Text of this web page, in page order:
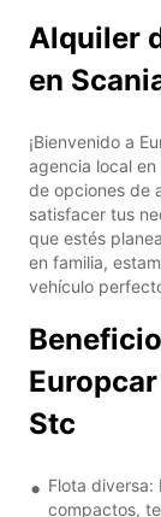
Alquiler
en
¡Bienvenido a
agencia local
de opciones de
satisfacer tus
que estés
en familia,
vehículo
Stc
Flota diversa:
compactos,